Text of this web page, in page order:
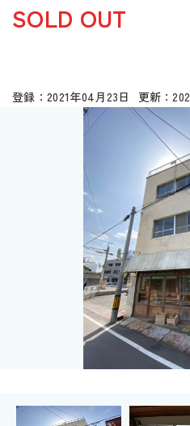
SOLD OUT
2021年04月23日